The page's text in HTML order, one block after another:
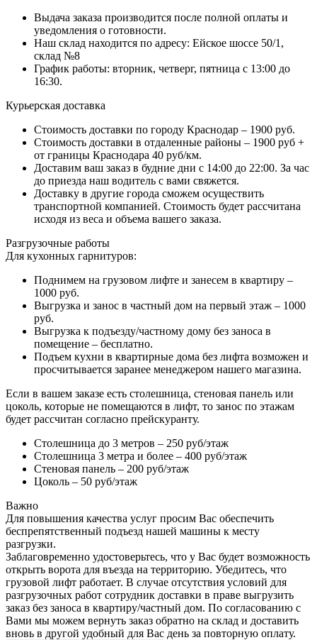
Выдача заказа производится после полной оплаты и
уведомления о готовности.
Наш склад находится по адресу: Ейское шоссе 50/1,
склад №8
График работы: вторник, четверг, пятница с 13:00 до
16:30.
Курьерская доставка
Стоимость доставки по городу Краснодар – 1900 руб.
Стоимость доставки в отдаленные районы – 1900 руб +
от границы Краснодара 40 руб/км.
Доставим ваш заказ в будние дни с 14:00 до 22:00. За час
до приезда наш водитель с вами свяжется.
Доставку в другие города сможем осуществить
транспортной компанией. Стоимость будет рассчитана
исходя из веса и объема вашего заказа.
Разгрузочные работы
Для кухонных гарнитуров:
Поднимем на грузовом лифте и занесем в квартиру –
1000 руб.
Выгрузка и занос в частный дом на первый этаж – 1000
руб.
Выгрузка к подъезду/частному дому без заноса в
помещение – бесплатно.
Подъем кухни в квартирные дома без лифта возможен и
просчитывается заранее менеджером нашего магазина.
Если в вашем заказе есть столешница, стеновая панель или
цоколь, которые не помещаются в лифт, то занос по этажам
будет рассчитан согласно прейскуранту.
Столешница до 3 метров – 250 руб/этаж
Столешница 3 метра и более – 400 руб/этаж
Стеновая панель – 200 руб/этаж
Цоколь – 50 руб/этаж
Важно
Для повышения качества услуг просим Вас обеспечить
беспрепятственный подъезд нашей машины к месту
разгрузки.
Заблаговременно удостоверьтесь, что у Вас будет возможность
открыть ворота для въезда на территорию. Убедитесь, что
грузовой лифт работает. В случае отсутствия условий для
разгрузочных работ сотрудник доставки в праве выгрузить
заказ без заноса в квартиру/частный дом. По согласованию с
Вами мы можем вернуть заказ обратно на склад и доставить
вновь в другой удобный для Вас день за повторную оплату.